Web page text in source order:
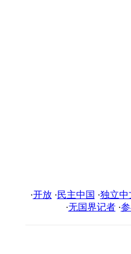
·开放·民主中国 ·独立中
·无国界记者·